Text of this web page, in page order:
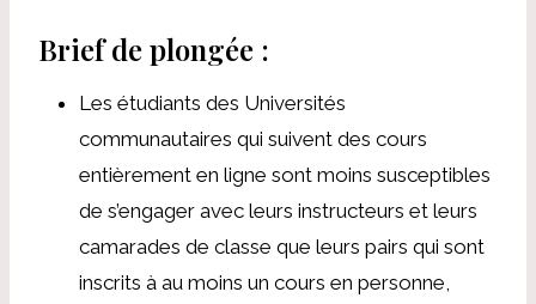
Brief de plongée :
Les étudiants des Universités
communautaires qui suivent des cours
entièrement en ligne sont moins susceptibles
de s’engager avec leurs instructeurs et leurs
camarades de classe que leurs pairs qui sont
inscrits à au moins un cours en personne,